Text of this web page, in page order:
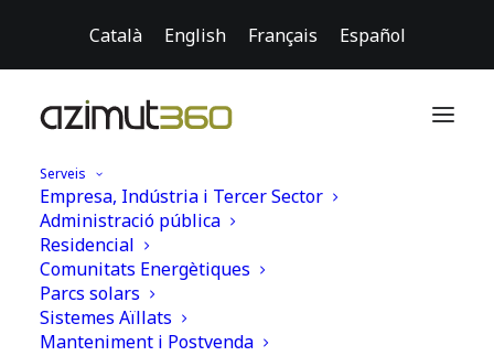
Català English Français Español
Serveis
Empresa, Indústria i Tercer Sector
Administració pública
Residencial
Comunitats Energètiques
Parcs solars
Sistemes Aïllats
Manteniment i Postvenda